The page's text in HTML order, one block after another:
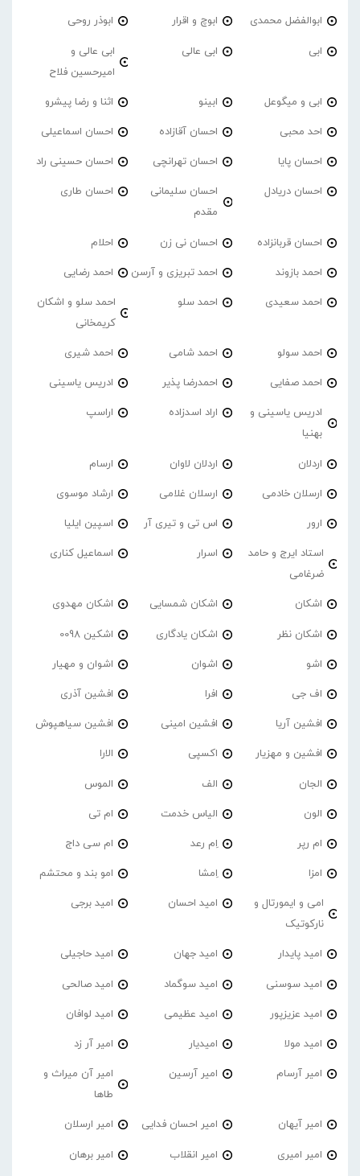
ابوالفضل محمدی ابوچ و اقرار ابوذر روحی
ابی ابی عالی
ابی عالی و
امیرحسین فلاح
ابی و میگوعل ابینو اثنا و رضا پیشرو
احد محبی احسان آقازاده احسان اسماعیلی
احسان پایا احسان تهرانچی احسان حسینی راد
احسان دریادل
احسان سلیمانی
مقدم
احسان طاری
احسان قربانزاده احسان نی زن احلام
احمد بازوند احمد تبریزی و آرسن احمد‌ رضایی
احمد سعیدی احمد سلو
احمد سلو و اشکان
کریمخانی
احمد سولو احمد شامی احمد شیری
احمد صفایی احمدرضا پذیر ادریس یاسینی
ادریس یاسینی و
بهنیا
اراد اسدزاده اراسپ
اردلان اردلان لاوان ارسام
ارسلان خادمی ارسلان غلامی ارشاد موسوی
ارور اس تی و تیری آر اسپین ایلیا
استاد ایرج و حامد
ضرغامی
اسرار اسماعیل کناری
اشکان اشکان شمسایی اشکان مهدوی
اشکان نظر اشکان یادگاری اشکین 0098
اشو اشوان اشوان و مهیار
اف جی افرا افشین آذری
افشین آریا افشین امینی افشین سیاهپوش
افشین و مهزیار اکسپی الارا
الجان الف الموس
الون الیاس خدمت ام تی
ام رپر اِم رعد ام سی داج
امزا اِمشا امو بند و محتشم
امی و ایمورتال و
نارکوتیک
امید احسان امید برجی
امید پایدار امید جهان امید حاجیلی
امید سوسنی امید سوگماد امید صالحی
امید عزیزپور امید عظیمی امید لوافان
امید مولا امیدیار امیر آر زد
امیر آرسام امیر آرسین
امیر آن میراث و
طاها
امیر آیهان امیر احسان فدایی امیر ارسلان
امیر امیری امیر انقلاب امیر برهان